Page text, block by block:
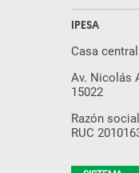
IPESA
Casa central
Av. Nicolás
15022
Razón
RUC